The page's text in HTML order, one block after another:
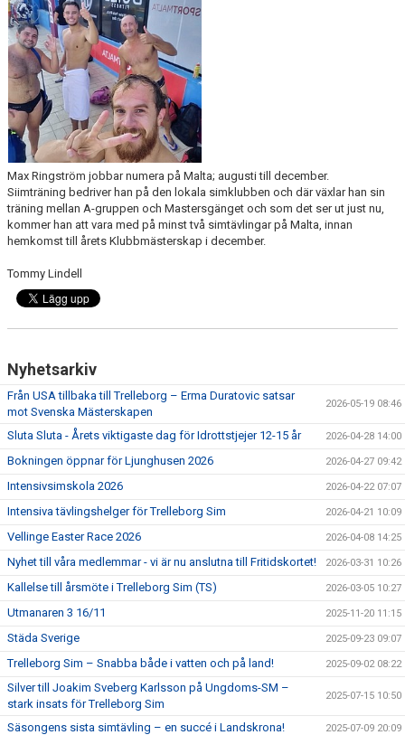
SIMSHOP
KONTAKT
KALENDER
BILDGALLERI
DOKUMENT
Max Ringström jobbar numera på Malta; augusti till december.
Siimträning bedriver han på den lokala simklubben och där växlar han sin
träning mellan A-gruppen och Mastersgänget och som det ser ut just nu,
kommer han att vara med på minst två simtävlingar på Malta, innan
hemkomst till årets Klubbmästerskap i december.
Tommy Lindell
Nyhetsarkiv
Från USA tillbaka till Trelleborg – Erma Duratovic satsar
mot Svenska Mästerskapen
2026-05-19 08:46
Sluta Sluta - Årets viktigaste dag för Idrottstjejer 12-15 år 2026-04-28 14:00
Bokningen öppnar för Ljunghusen 2026 2026-04-27 09:42
Intensivsimskola 2026 2026-04-22 07:07
Intensiva tävlingshelger för Trelleborg Sim 2026-04-21 10:09
Vellinge Easter Race 2026 2026-04-08 14:25
Nyhet till våra medlemmar - vi är nu anslutna till Fritidskortet! 2026-03-31 10:26
Kallelse till årsmöte i Trelleborg Sim (TS) 2026-03-05 10:27
Utmanaren 3 16/11 2025-11-20 11:15
Städa Sverige 2025-09-23 09:07
Trelleborg Sim – Snabba både i vatten och på land! 2025-09-02 08:22
Silver till Joakim Sveberg Karlsson på Ungdoms-SM –
stark insats för Trelleborg Sim
2025-07-15 10:50
Säsongens sista simtävling – en succé i Landskrona! 2025-07-09 20:09